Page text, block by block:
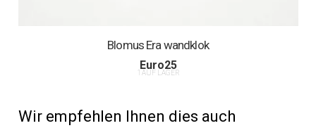
Blomus Era wandklok
Euro25
1 AUF LAGER
Wir empfehlen Ihnen dies auch